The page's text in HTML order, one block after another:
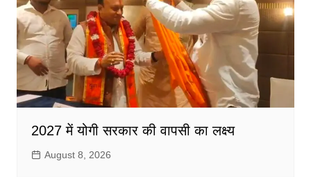
2027 में योगी सरकार की वापसी का लक्ष्य
August 8, 2026